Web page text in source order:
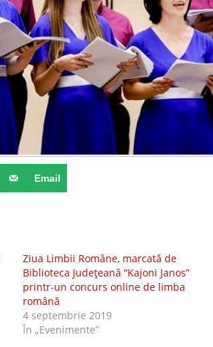
Email
Ziua Limbii Române, marcată de
Biblioteca Judeţeană “Kajoni Janos”
printr-un concurs online de limba
română
4 septembrie 2019
În „Evenimente”